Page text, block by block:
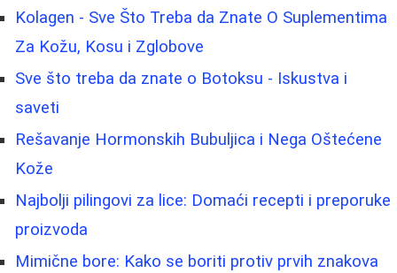
Kolagen - Sve Što Treba da Znate O Suplementima
Za Kožu, Kosu i Zglobove
Sve što treba da znate o Botoksu - Iskustva i
saveti
Rešavanje Hormonskih Bubuljica i Nega Oštećene
Kože
Najbolji pilingovi za lice: Domaći recepti i preporuke
proizvoda
Mimične bore: Kako se boriti protiv prvih znakova